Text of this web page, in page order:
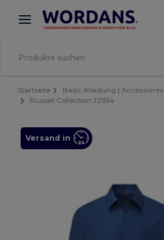
× Wordans App
Bessere Preise in der App!
Startseite Basic Kleidung | Accessoires
Russell Collection JZ934
Versand in